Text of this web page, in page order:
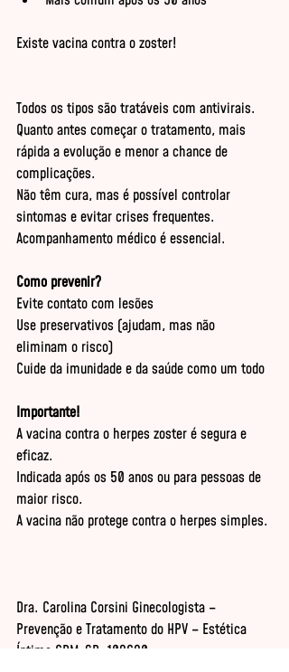
Existe vacina contra o zoster!
Todos os tipos são tratáveis com antivirais.
Quanto antes começar o tratamento, mais
rápida a evolução e menor a chance de
complicações.
Não têm cura, mas é possível controlar
sintomas e evitar crises frequentes.
Acompanhamento médico é essencial.
Como prevenir?
Evite contato com lesões
Use preservativos (ajudam, mas não
eliminam o risco)
Cuide da imunidade e da saúde como um todo
Importante!
A vacina contra o herpes zoster é segura e
eficaz.
Indicada após os 50 anos ou para pessoas de
maior risco.
A vacina não protege contra o herpes simples.
Dra. Carolina Corsini Ginecologista –
Prevenção e Tratamento do HPV – Estética
Íntima CRM-SP: 109680